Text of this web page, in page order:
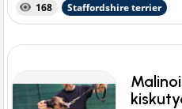
168 Staffordshire terrier